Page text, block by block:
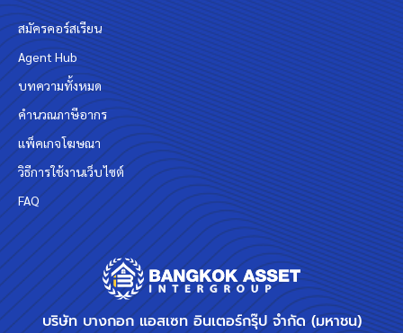
บริษัท บางกอก แอสเซท อินเตอร์กรุ๊ป จำกัด (มหาชน)
สมัครคอร์สเรียน
Agent Hub
บทความทั้งหมด
คำนวณภาษีอากร
แพ็คเกจโฆษณา
วิธีการใช้งานเว็บไซต์
FAQ